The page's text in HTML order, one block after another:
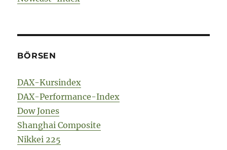
BÖRSEN
DAX-Kursindex
DAX-Performance-Index
Dow Jones
Shanghai Composite
Nikkei 225